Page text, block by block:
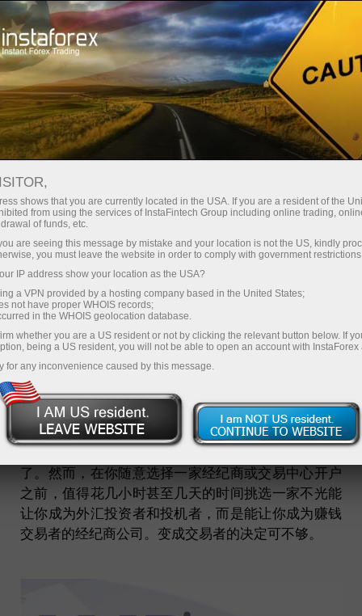
关于InstaForex 传媒眼中的我们 想法造就未来
Open trading account
Open demo account
最近十年以来，外汇市场已经真正成为对全世界私人
投资者而言最有吸引力和发展最快的市场。只要有一
点钱和互联网的接口，每个人都可以进入货币市场。
你需要做的一切就是开通一个交易账户，存进5美
元。瞧！你已经是能在外汇市场上交易的个人投资者
了。然而，在你随意选择一家经纪商或交易中心开户
之前，值得花几小时甚至几天的时间挑选一家不光能
让你成为外汇投资者和投机者，而是能让你成为赚钱
交易者的经纪商公司。变成交易者的决定可不够。
shows that you are currently located in the USA. If you are a resident of the
from using the services of InstaFintech Group including online trading,
of funds, etc.
are seeing this message by mistake and your location is not the US, kindly
you must leave the website in order to comply with government
IP address show your location as the USA?
a VPN provided by a hosting company based in the United States;
not have proper WHOIS records;
in the WHOIS geolocation database.
whether you are a US resident or not by clicking the relevant button below. If
being a US resident, you will not be able to open an account with InstaForex
for any inconvenience caused by this message.